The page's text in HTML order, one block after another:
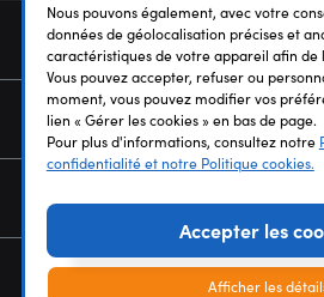
SERVICES
NOUS
Nous pouvons également, avec votre
données de géolocalisation précises et
caractéristiques de votre appareil afin de
Vous pouvez accepter, refuser ou
moment, vous pouvez modifier vos
lien « Gérer les cookies » en bas de page.
Pour plus d'informations, consultez notre
confidentialité et notre Politique cookies.
Accepter les
Afficher les